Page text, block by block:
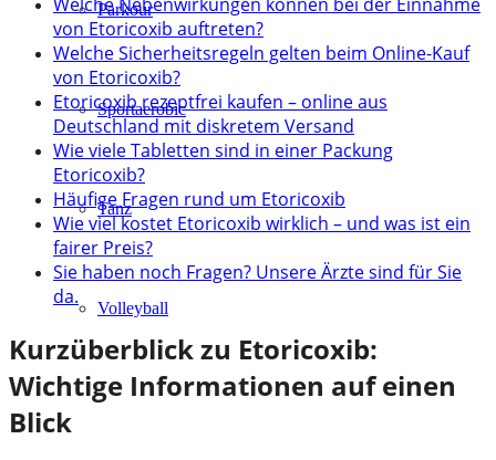
Parkour
Sportaerobic
Tanz
Volleyball
von Etoricoxib auftreten?
Welche Sicherheitsregeln gelten beim Online-Kauf
von Etoricoxib?
Etoricoxib rezeptfrei kaufen – online aus
Deutschland mit diskretem Versand
Wie viele Tabletten sind in einer Packung
Etoricoxib?
Häufige Fragen rund um Etoricoxib
Wie viel kostet Etoricoxib wirklich – und was ist ein
fairer Preis?
Sie haben noch Fragen? Unsere Ärzte sind für Sie
da.
Kurzüberblick zu Etoricoxib:
Wichtige Informationen auf einen
Blick